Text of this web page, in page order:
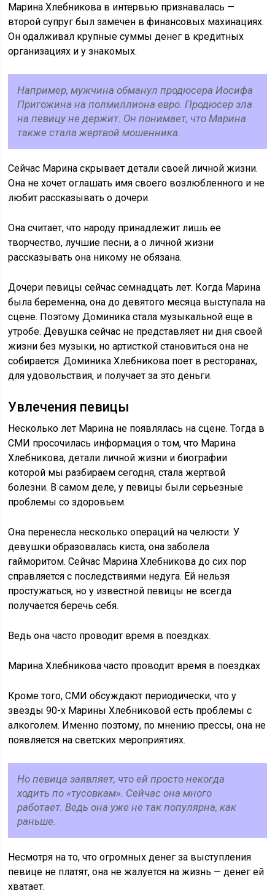
Марина Хлебникова в интервью признавалась —
второй супруг был замечен в финансовых махинациях.
Он одалживал крупные суммы денег в кредитных
организациях и у знакомых.
Например, мужчина обманул продюсера Иосифа
Пригожина на полмиллиона евро. Продюсер зла
на певицу не держит. Он понимает, что Марина
также стала жертвой мошенника.
Сейчас Марина скрывает детали своей личной жизни.
Она не хочет оглашать имя своего возлюбленного и не
любит рассказывать о дочери.
Она считает, что народу принадлежит лишь ее
творчество, лучшие песни, а о личной жизни
рассказывать она никому не обязана.
Дочери певицы сейчас семнадцать лет. Когда Марина
была беременна, она до девятого месяца выступала на
сцене. Поэтому Доминика стала музыкальной еще в
утробе. Девушка сейчас не представляет ни дня своей
жизни без музыки, но артисткой становиться она не
собирается. Доминика Хлебникова поет в ресторанах,
для удовольствия, и получает за это деньги.
Увлечения певицы
Несколько лет Марина не появлялась на сцене. Тогда в
СМИ просочилась информация о том, что Марина
Хлебникова, детали личной жизни и биографии
которой мы разбираем сегодня, стала жертвой
болезни. В самом деле, у певицы были серьезные
проблемы со здоровьем.
Она перенесла несколько операций на челюсти. У
девушки образовалась киста, она заболела
гайморитом. Сейчас Марина Хлебникова до сих пор
справляется с последствиями недуга. Ей нельзя
простужаться, но у известной певицы не всегда
получается беречь себя.
Ведь она часто проводит время в поездках.
Марина Хлебникова часто проводит время в поездках
Кроме того, СМИ обсуждают периодически, что у
звезды 90-х Марины Хлебниковой есть проблемы с
алкоголем. Именно поэтому, по мнению прессы, она не
появляется на светских мероприятиях.
Но певица заявляет, что ей просто некогда
ходить по «тусовкам». Сейчас она много
работает. Ведь она уже не так популярна, как
раньше.
Несмотря на то, что огромных денег за выступления
певице не платят, она не жалуется на жизнь — денег ей
хватает.